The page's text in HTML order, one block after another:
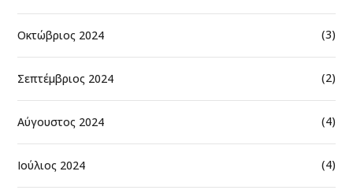
Οκτώβριος 2024 (3)
Σεπτέμβριος 2024 (2)
Αύγουστος 2024 (4)
Ιούλιος 2024 (4)